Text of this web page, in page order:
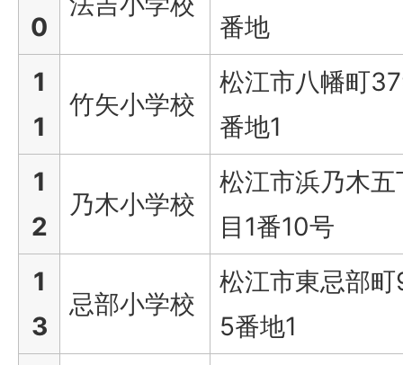
0
番地
1
1
竹矢小学校
松江市八幡町
番地1
1
2
乃木小学校
松江市浜乃木五
目1番10号
1
3
忌部小学校
松江市東忌部町
5番地1